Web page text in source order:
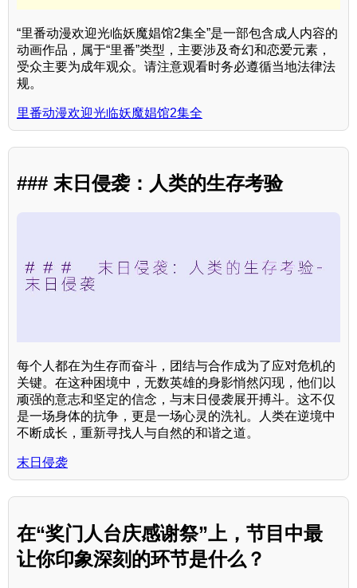
“里番动漫欢迎光临妖魔娼馆2集全”是一部包含成人内容的
动画作品，属于“里番”类型，主要涉及奇幻和恋爱元素，
受众主要为成年观众。请注意观看时务必遵循当地法律法
规。
里番动漫欢迎光临妖魔娼馆2集全
### 末日侵袭：人类的生存考验
每个人都在为生存而奋斗，团结与合作成为了应对危机的
关键。在这种困境中，无数英雄的身影悄然闪现，他们以
顽强的意志和坚定的信念，与末日侵袭展开搏斗。这不仅
是一场身体的抗争，更是一场心灵的洗礼。人类在逆境中
不断成长，重新寻找人与自然的和谐之道。
末日侵袭
在“奖门人台庆感谢祭”上，节目中最
让你印象深刻的环节是什么？